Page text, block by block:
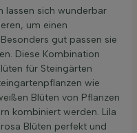
lassen sich wunderbar
um einen
gut passen sie
Diese Kombination
für Steingärten
wie
Blüten von Pflanzen
kombiniert werden. Lila
Blüten perfekt und